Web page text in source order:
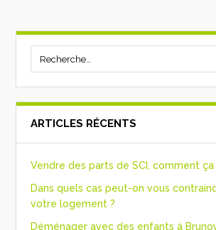
ARTICLES RÉCENTS
Vendre des parts de SCI, comment ça
Dans quels cas peut-on vous
votre logement ?
Déménager avec des enfants à